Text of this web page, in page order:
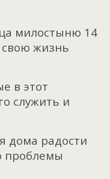
милостыню 14
жизнь
в этот
служить и
дома радости
проблемы